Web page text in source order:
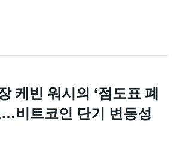
케빈 워시의 ‘점도표 폐
…비트코인 단기 변동성